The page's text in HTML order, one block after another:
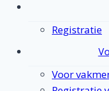
Registratie
Voor